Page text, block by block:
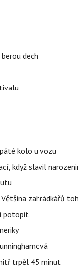
dech
kolo u vozu
když slavil
zahrádkářů
potopit
trpěl 45 minut